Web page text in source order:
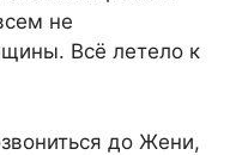
не
Всё летело к
до Жени,